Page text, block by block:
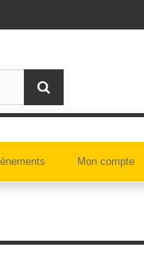
Mon compte